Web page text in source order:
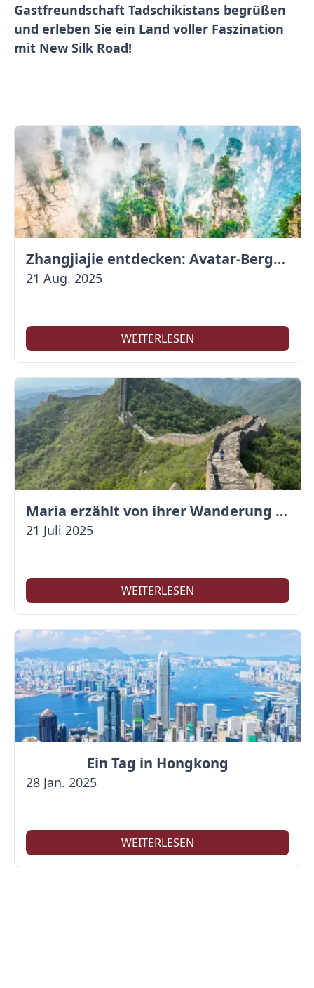
Gastfreundschaft Tadschikistans begrüßen
und erleben Sie ein Land voller Faszination
mit New Silk Road!
Zhangjiajie entdecken: Avatar-Berge & Altstadt von Fenghuang
21 Aug. 2025
WEITERLESEN
Maria erzählt von ihrer Wanderung auf der Großen Mauer
21 Juli 2025
WEITERLESEN
Ein Tag in Hongkong
28 Jan. 2025
WEITERLESEN